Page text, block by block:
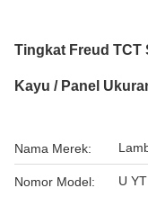
Tingkat Freud TCT
Kayu / Panel
Nama Merek:
Nomor Model: U YT